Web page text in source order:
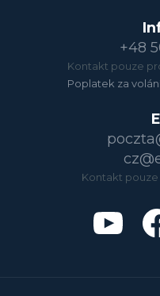
+48
Kontakt pouze
Poplatek za
Kontakt pouze